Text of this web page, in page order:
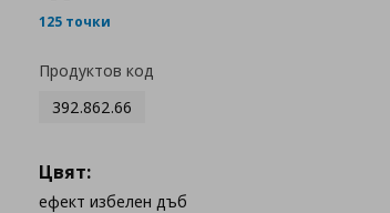
125 точки
Продуктов код
392.862.66
Цвят:
ефект избелен дъб